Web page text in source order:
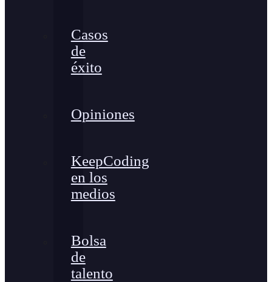
Casos
de
éxito
Opiniones
KeepCoding
en los
medios
Bolsa
de
talento